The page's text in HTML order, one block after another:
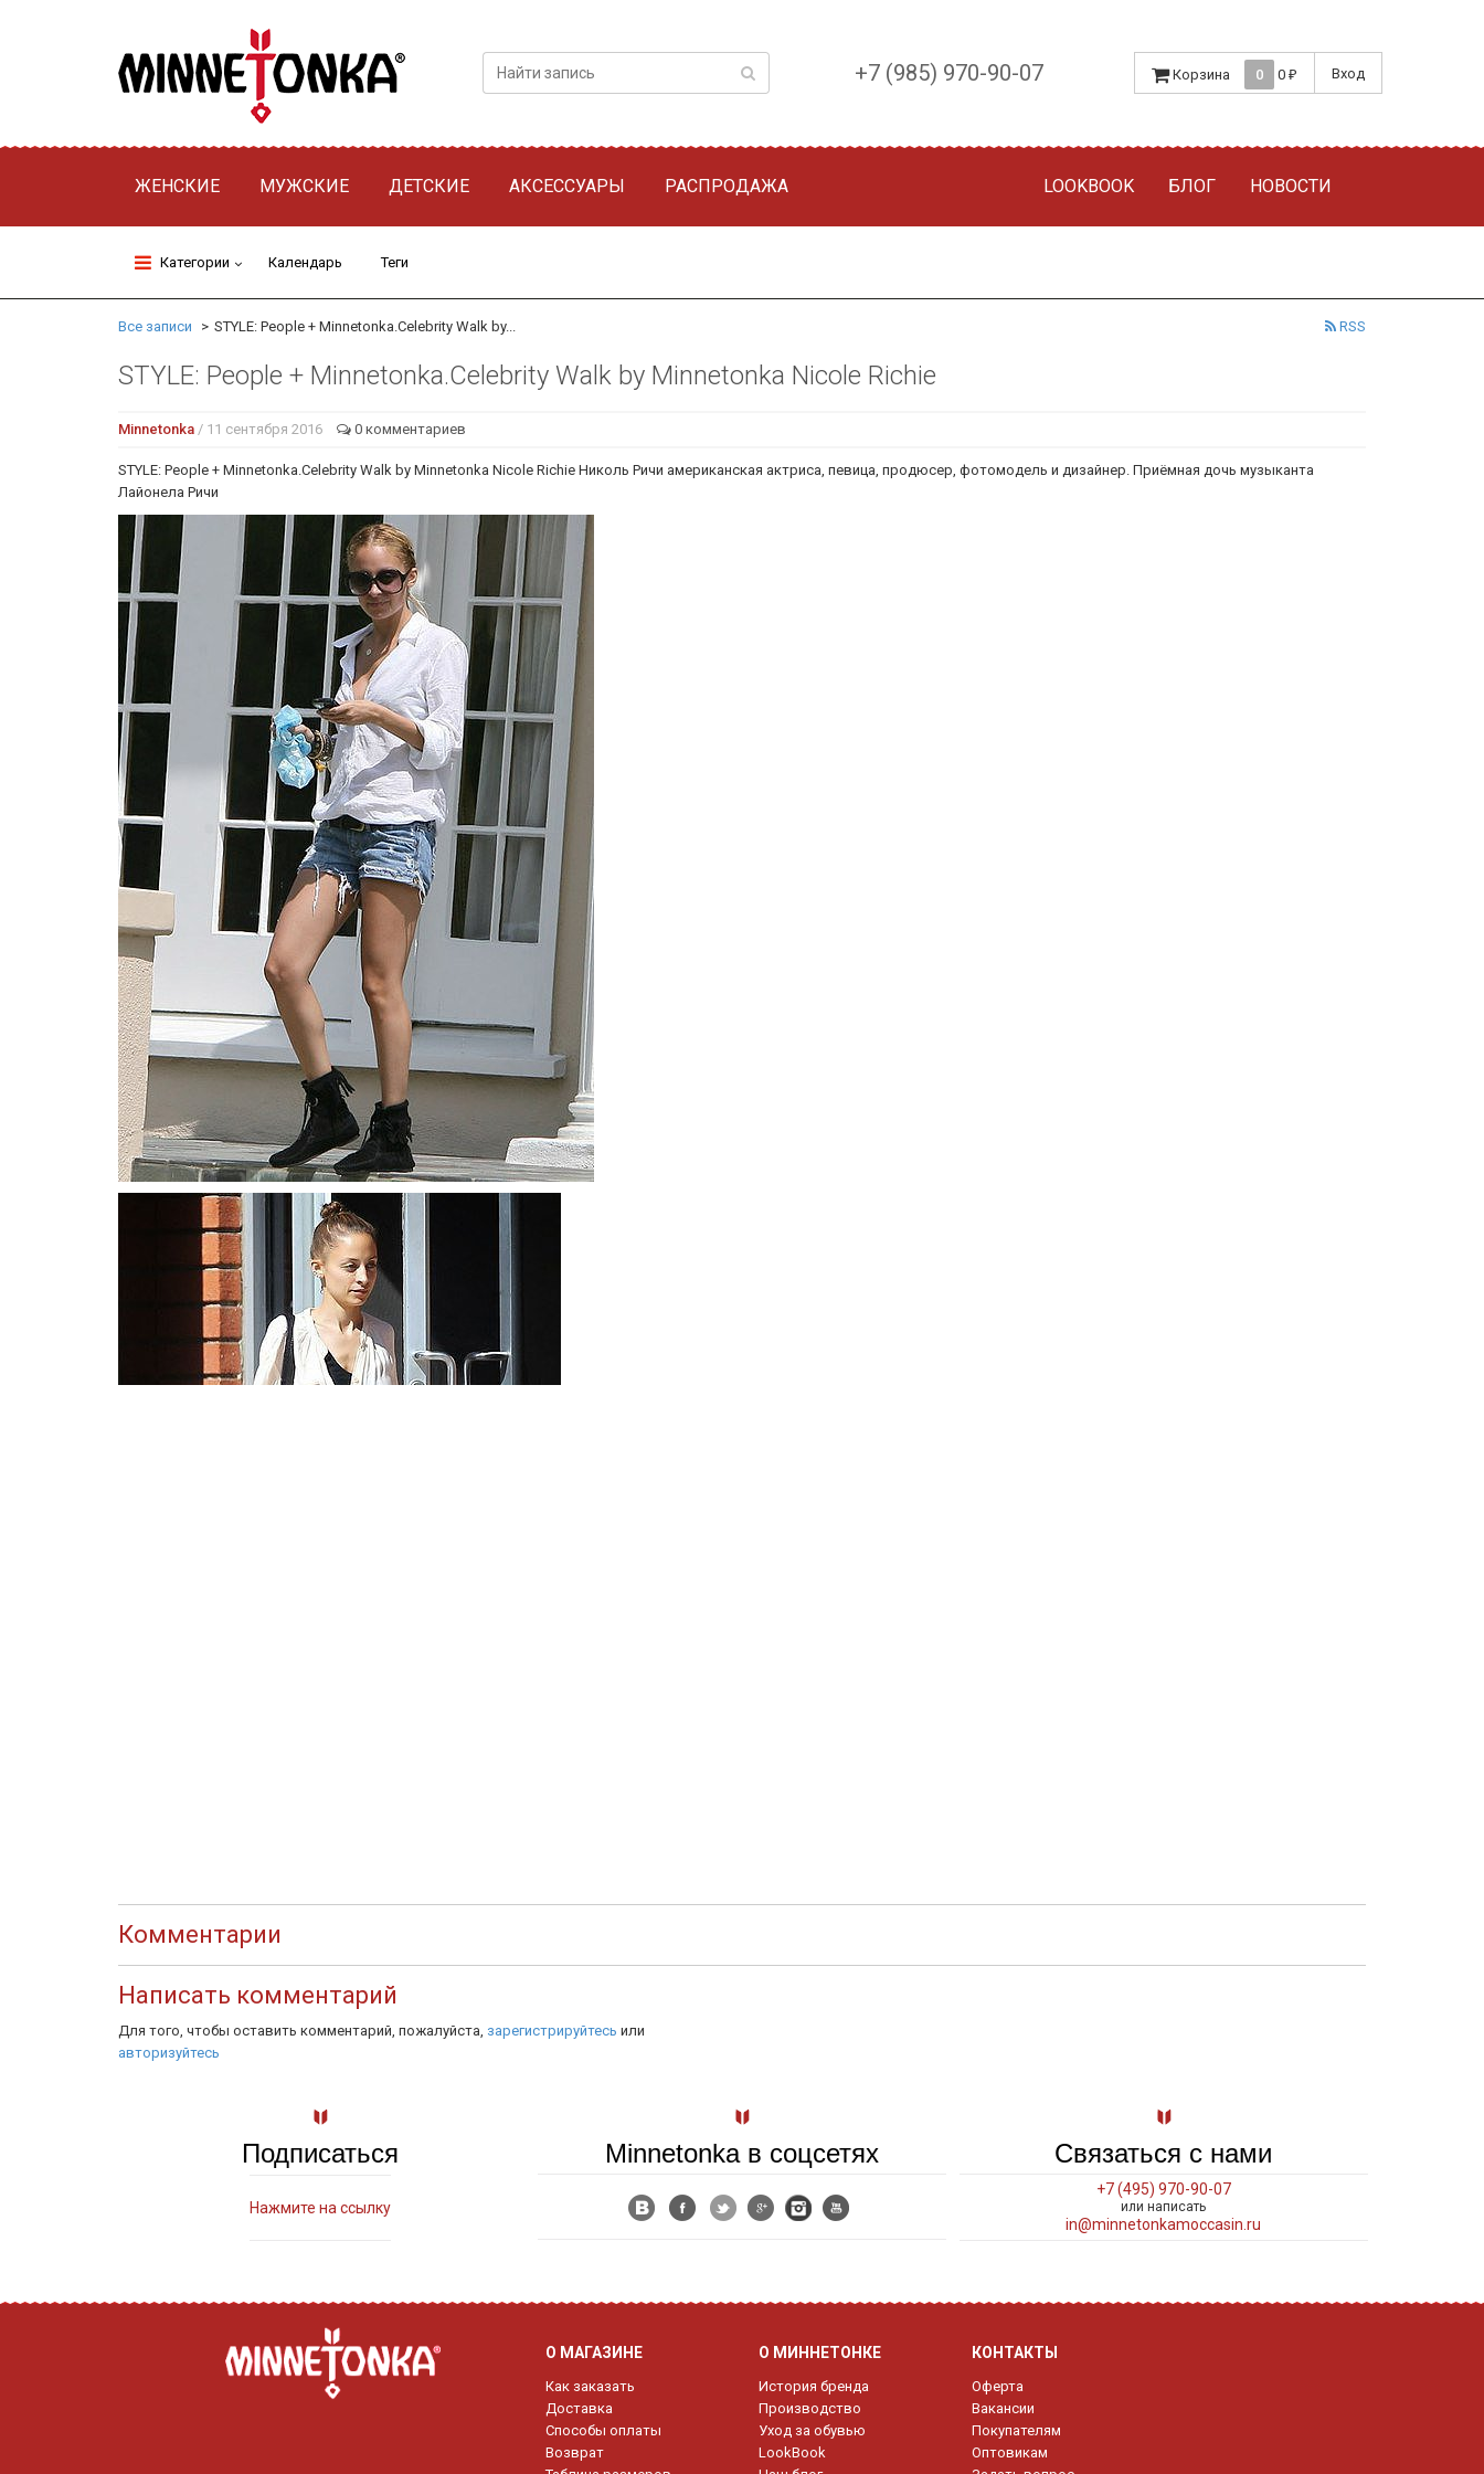
+7 (985) 970-90-07 Корзина 0 0 ₽ Вход
ЖЕНСКИЕ МУЖСКИЕ ДЕТСКИЕ АКСЕССУАРЫ РАСПРОДАЖА LOOKBOOK БЛОГ НОВОСТИ
Категории Календарь Теги
Все записи STYLE: People + Minnetonka.Celebrity Walk by... RSS
STYLE: People + Minnetonka.Celebrity Walk by Minnetonka Nicole Richie
Minnetonka / 11 сентября 2016 0 комментариев
STYLE: People + Minnetonka.Celebrity Walk by Minnetonka Nicole Richie Николь Ричи американская актриса, певица, продюсер, фотомодель и дизайнер. Приёмная дочь музыканта
Лайонела Ричи
Комментарии
Написать комментарий
Для того, чтобы оставить комментарий, пожалуйста, зарегистрируйтесь или
авторизуйтесь
Подписаться
Нажмите на ссылку
Minnetonka в соцсетях Связаться с нами
+7 (495) 970-90-07
или написать
in@minnetonkamoccasin.ru
О МАГАЗИНЕ
Как заказать
Доставка
Способы оплаты
Возврат
О МИННЕТОНКЕ
История бренда
Производство
Уход за обувью
LookBook
КОНТАКТЫ
Оферта
Вакансии
Покупателям
Оптовикам